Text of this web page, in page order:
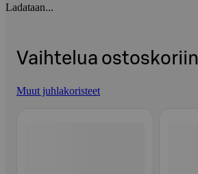
Ladataan...
Vaihtelua ostoskoriin
Muut juhlakoristeet